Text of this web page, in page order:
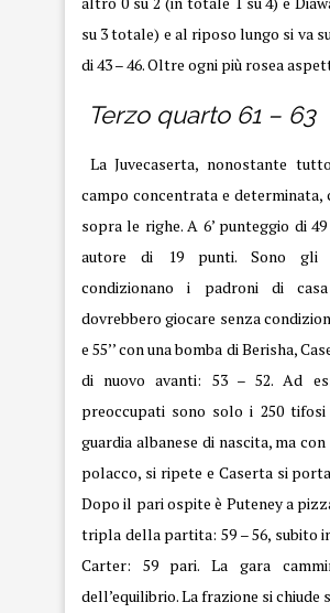
su 3 totale) e al riposo lungo si va
di 43 – 46. Oltre ogni più rosea
Terzo quarto 61 – 63
La Juvecaserta, nonostante
campo concentrata e determinata,
sopra le righe. A 6’ punteggio di
autore di 19 punti. Sono gli
condizionano i padroni di
dovrebbero giocare senza
e 55’’ con una bomba di Berisha,
di nuovo avanti: 53 – 52. Ad
preoccupati sono solo i 250 tifosi
guardia albanese di nascita, ma
polacco, si ripete e Caserta si
Dopo il pari ospite è Puteney a
tripla della partita: 59 – 56, subito
Carter: 59 pari. La gara
dell’equilibrio. La frazione si chiude